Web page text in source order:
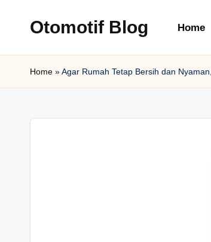
content
Otomotif Blog Home
Home »Agar Rumah Tetap Bersih dan